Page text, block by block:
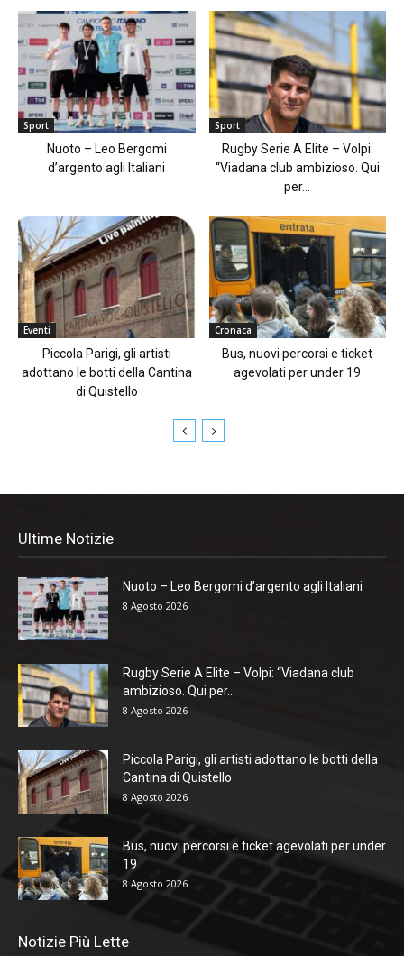
Sport
Nuoto – Leo Bergomi
d’argento agli Italiani
Sport
Rugby Serie A Elite – Volpi:
“Viadana club ambizioso. Qui
per...
Eventi
Piccola Parigi, gli artisti
adottano le botti della Cantina
di Quistello
Cronaca
Bus, nuovi percorsi e ticket
agevolati per under 19
Ultime Notizie
Nuoto – Leo Bergomi d’argento agli Italiani
8 Agosto 2026
Rugby Serie A Elite – Volpi: “Viadana club
ambizioso. Qui per...
8 Agosto 2026
Piccola Parigi, gli artisti adottano le botti della
Cantina di Quistello
8 Agosto 2026
Bus, nuovi percorsi e ticket agevolati per under
19
8 Agosto 2026
Notizie Più Lette